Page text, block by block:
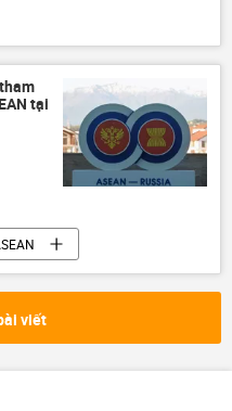
Kiev
Zakharova
tại
ASEAN
viết